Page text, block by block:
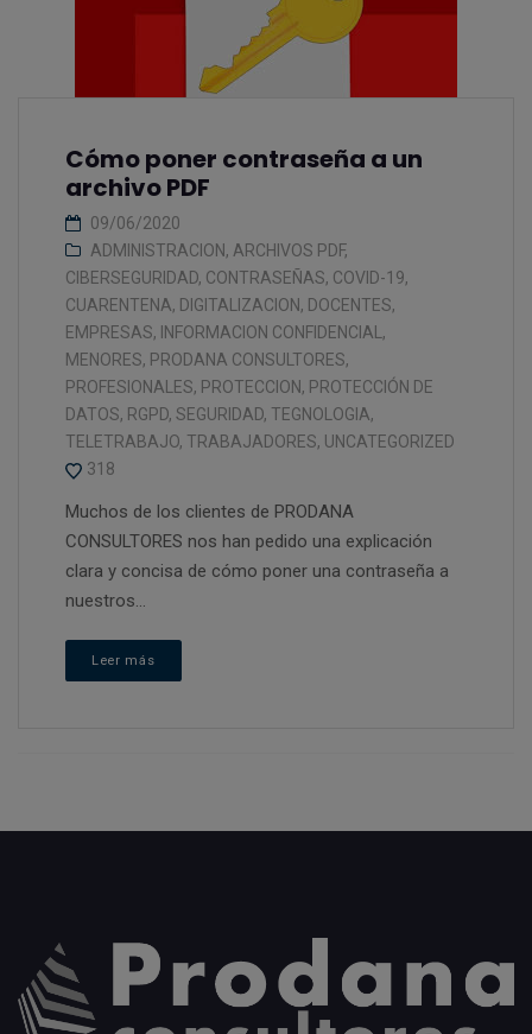
Cómo poner contraseña a un
archivo PDF
09/06/2020
ADMINISTRACION, ARCHIVOS PDF,
CIBERSEGURIDAD, CONTRASEÑAS, COVID-19,
CUARENTENA, DIGITALIZACION, DOCENTES,
EMPRESAS, INFORMACION CONFIDENCIAL ,
MENORES, PRODANA CONSULTORES,
PROFESIONALES, PROTECCION, PROTECCIÓN DE
DATOS, RGPD, SEGURIDAD, TEGNOLOGIA,
TELETRABAJO, TRABAJADORES, UNCATEGORIZED
318
Muchos de los clientes de PRODANA
CONSULTORES nos han pedido una explicación
clara y concisa de cómo poner una contraseña a
nuestros...
Leer más